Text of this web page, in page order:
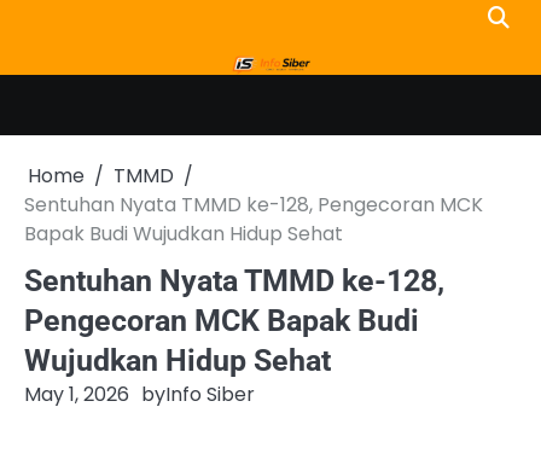
content
Home
TMMD
Sentuhan Nyata TMMD ke-128, Pengecoran MCK
Bapak Budi Wujudkan Hidup Sehat
Sentuhan Nyata TMMD ke-128,
Pengecoran MCK Bapak Budi
Wujudkan Hidup Sehat
May 1, 2026 byInfo Siber